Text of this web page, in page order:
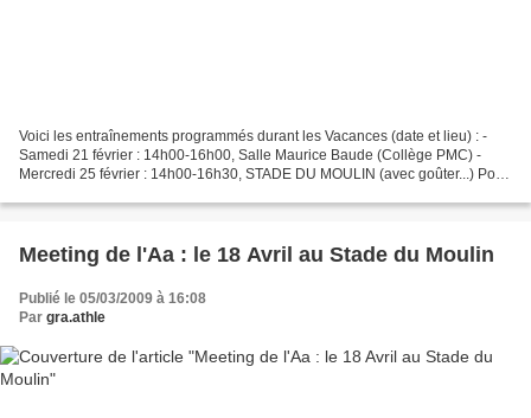
Voici les entraînements programmés durant les Vacances (date et lieu) : -
Samedi 21 février : 14h00-16h00, Salle Maurice Baude (Collège PMC) -
Mercredi 25 février : 14h00-16h30, STADE DU MOULIN (avec goûter...) Pour
Meeting de l'Aa : le 18 Avril au Stade du Moulin
Publié le 05/03/2009 à 16:08
Par gra.athle